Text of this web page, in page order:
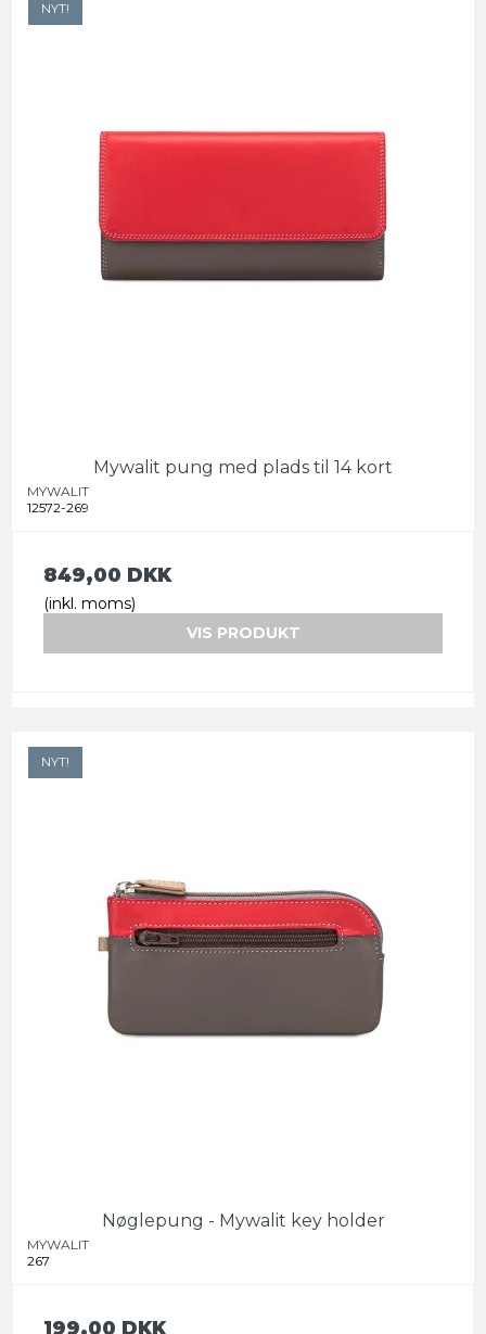
NYT!
Mywalit pung med plads til 14 kort
MYWALIT
12572-269
849,00 DKK
(inkl. moms)
VIS PRODUKT
NYT!
Nøglepung - Mywalit key holder
MYWALIT
267
199,00 DKK